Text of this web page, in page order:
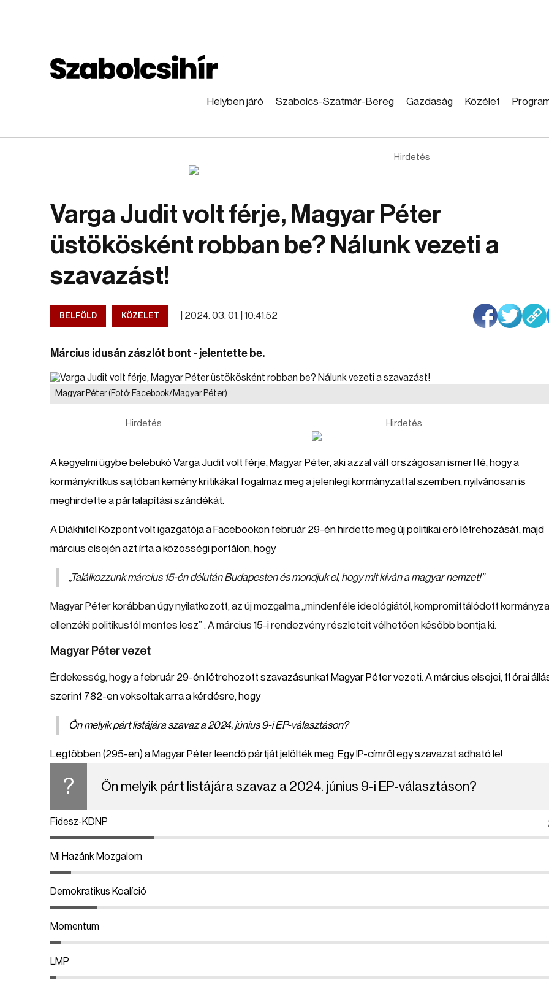
Helyben járó Szabolcs-Szatmár-Bereg Gazdaság Közélet
Hirdetés
Varga Judit volt férje, Magyar Péter
üstökösként robban be? Nálunk vezeti a
szavazást!
BELFÖLD KÖZÉLET 2024. 03. 01. | 10:41:52
Március idusán zászlót bont - jelentette be.
Magyar Péter(Fotó: Facebook/Magyar Péter)
Hirdetés Hirdetés
A kegyelmi ügybe belebukó Varga Judit volt férje, Magyar Péter, aki azzal vált országosan ismertté, hogy a
kormánykritkus sajtóban kemény kritikákat fogalmaz meg a jelenlegi kormányzattal szemben, nyilvánosan is
meghirdette a pártalapítási szándékát.
A Diákhitel Központ volt igazgatója a Facebookon február 29-én hirdette meg új politikai erő létrehozását, majd
március elsején azt írta a közösségi portálon, hogy
„Találkozzunk március 15-én délután Budapesten és mondjuk el, hogy mit kíván a magyar nemzet!”
Magyar Péter korábban úgy nyilatkozott, az új mozgalma „mindenféle ideológiától, kompromittálódott
ellenzéki politikustól mentes lesz” . A március 15-i rendezvény részleteit vélhetően később bontja ki.
Magyar Péter vezet
Érdekesség, hogy a február 29-én létrehozott szavazásunkat Magyar Péter vezeti. A március elsejei, 11 órai
szerint 782-en voksoltak arra a kérdésre, hogy
Ön melyik párt listájára szavaz a 2024. június 9-i EP-választáson?
Legtöbben (295-en) a Magyar Péter leendő pártját jelölték meg. Egy IP-címről egy szavazat adható le!
? Ön melyik párt listájára szavaz a 2024. június 9-i EP-választáson?
Fidesz-KDNP
Mi Hazánk Mozgalom
Demokratikus Koalíció
Momentum
LMP